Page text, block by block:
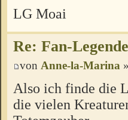
LG Moai
Re: Fan-
von Anne-la-Marina
Also ich finde die
die vielen